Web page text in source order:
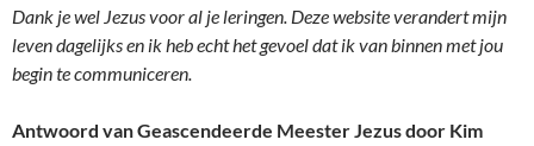
Dank je wel Jezus voor al je leringen. Deze website verandert mijn
leven dagelijks en ik heb echt het gevoel dat ik van binnen met jou
begin te communiceren.
Antwoord van Geascendeerde Meester Jezus door Kim